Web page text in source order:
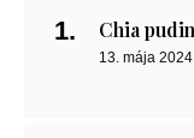
Chia
13. mája 2024